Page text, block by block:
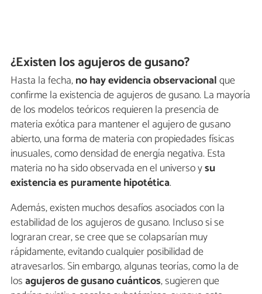
¿Existen los agujeros de gusano?
Hasta la fecha,no hay evidencia observacionalque
confirme la existencia de agujeros de gusano. La mayoría
de los modelos teóricos requieren la presencia de
materia exótica para mantener el agujero de gusano
abierto, una forma de materia con propiedades físicas
inusuales, como densidad de energía negativa. Esta
materia no ha sido observada en el universo ysu
existencia es puramente hipotética.
Además, existen muchos desafíos asociados con la
estabilidad de los agujeros de gusano. Incluso si se
lograran crear, se cree que se colapsarían muy
rápidamente, evitando cualquier posibilidad de
atravesarlos. Sin embargo, algunas teorías, como la de
losagujeros de gusano cuánticos, sugieren que